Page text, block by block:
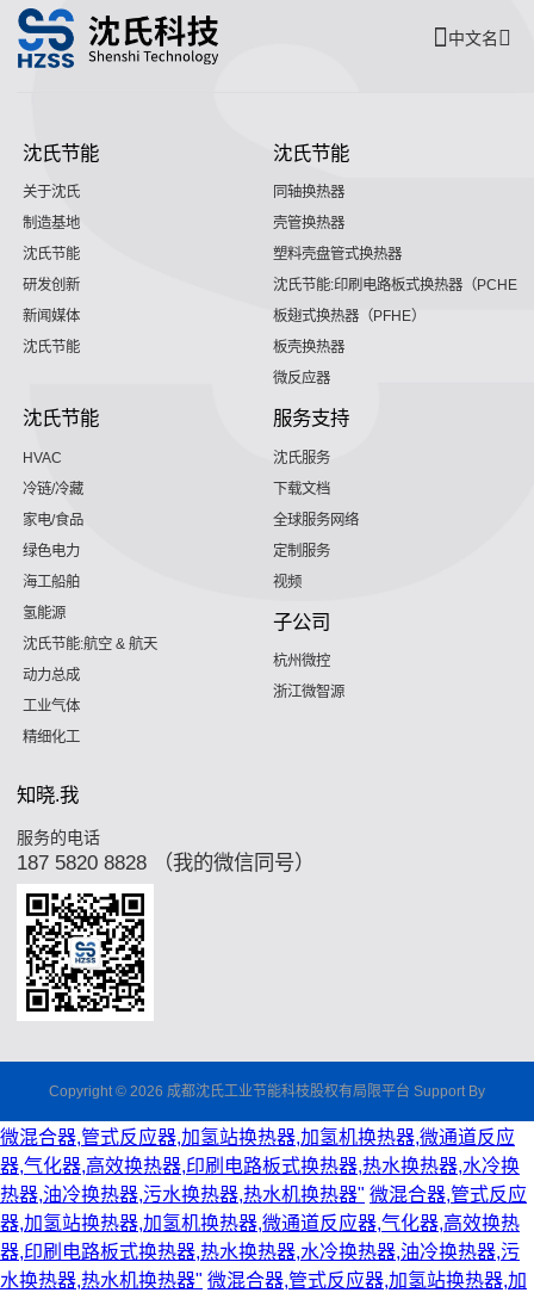
中文名
沈氏节能
关于沈氏
制造基地
沈氏节能
研发创新
新闻媒体
沈氏节能
沈氏节能
同轴换热器
壳管换热器
塑料壳盘管式换热器
沈氏节能:印刷电路板式换热器（PCHE）
板翅式换热器（PFHE）
板壳换热器
微反应器
沈氏节能
HVAC
冷链/冷藏
家电/食品
绿色电力
海工船舶
氢能源
沈氏节能:航空 & 航天
动力总成
工业气体
精细化工
服务支持
沈氏服务
下载文档
全球服务网络
定制服务
视频
子公司
杭州微控
浙江微智源
知晓.我
服务的电话
187 5820 8828 （我的微信同号）
Copyright © 2026 成都沈氏工业节能科枝股权有局限平台 Support By
微混合器,管式反应器,加氢站换热器,加氢机换热器,微通道反应
器,气化器,高效换热器,印刷电路板式换热器,热水换热器,水冷换
热器,油冷换热器,污水换热器,热水机换热器" 微混合器,管式反应
器,加氢站换热器,加氢机换热器,微通道反应器,气化器,高效换热
器,印刷电路板式换热器,热水换热器,水冷换热器,油冷换热器,污
水换热器,热水机换热器" 微混合器,管式反应器,加氢站换热器,加